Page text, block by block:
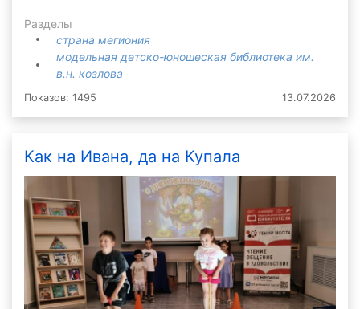
Разделы
страна мегиония
модельная детско-юношеская библиотека им.
в.н. козлова
Показов: 1495 13.07.2026
Как на Ивана, да на Купала